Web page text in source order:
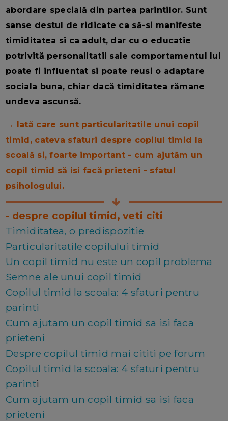
abordare specială din partea parintilor. Sunt
sanse destul de ridicate ca să-si manifeste
timiditatea si ca adult, dar cu o educatie
potrivită personalitatii sale comportamentul lui
poate fi influentat si poate reusi o adaptare
sociala buna, chiar dacă timiditatea rămane
undeva ascunsă.
→ Iată care sunt particularitatile unui copil
timid, cateva sfaturi despre copilul timid la
scoală si, foarte important - cum ajutăm un
copil timid să isi facă prieteni - sfatul
psihologului.
- despre copilul timid, veti citi
Timiditatea, o predispozitie
Particularitatile copilului timid
Un copil timid nu este un copil problema
Semne ale unui copil timid
Copilul timid la scoala: 4 sfaturi pentru
parinti
Cum ajutam un copil timid sa isi faca
prieteni
Despre copilul timid mai cititi pe forum
Copilul timid la scoala: 4 sfaturi pentru
parinti
Cum ajutam un copil timid sa isi faca
prieteni